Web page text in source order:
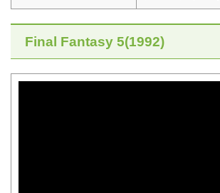
Final Fantasy 5(1992)